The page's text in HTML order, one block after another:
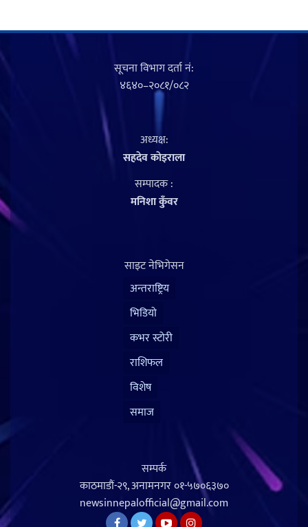
सूचना विभाग दर्ता नं‍:
४६४०–२०८१/०८२
अध्यक्ष:
सहदेव काेइराला
सम्पादक :
मनिशा कुँवर
साइट नेभिगेसन
अन्तराष्ट्रिय
भिडियो
कभर स्टोरी
राशिफल
विशेष
समाज
सम्पर्क
काठमाडौं-२९, अनामनगर०१-५७०६३७०
newsinnepalofficial@gmail.com